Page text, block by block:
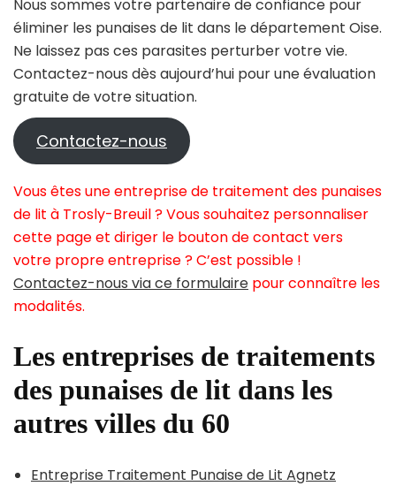
Nous sommes votre partenaire de confiance pour
éliminer les punaises de lit dans le département Oise.
Ne laissez pas ces parasites perturber votre vie.
Contactez-nous dès aujourd’hui pour une évaluation
gratuite de votre situation.
Contactez-nous
Vous êtes une entreprise de traitement des punaises
de lit à Trosly-Breuil ? Vous souhaitez personnaliser
cette page et diriger le bouton de contact vers
votre propre entreprise ? C’est possible !
Contactez-nous via ce formulaire pour connaître les
modalités.
Les entreprises de traitements
des punaises de lit dans les
autres villes du 60
Entreprise Traitement Punaise de Lit Agnetz